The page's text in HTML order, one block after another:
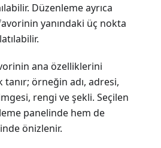
Düzenleme ayrıca
yanındaki üç nokta
ana özelliklerini
örneğin adı, adresi,
rengi ve şekli. Seçilen
panelinde hem de
önizlenir.